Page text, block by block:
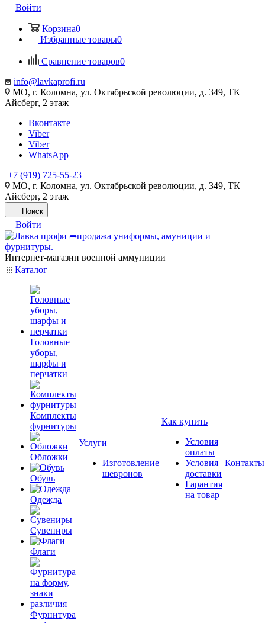
Войти
Корзина0
Избранные товары0
Сравнение товаров0
info@lavkaprofi.ru
МО, г. Коломна, ул. Октябрьской революции, д. 349, ТК
Айсберг, 2 этаж
Вконтакте
Viber
Viber
WhatsApp
+7 (919) 725-55-23
МО, г. Коломна, ул. Октябрьской революции, д. 349, ТК
Айсберг, 2 этаж
Поиск
Войти
Интернет-магазин военной аммуниции
Каталог
Головные
уборы,
шарфы и
перчатки
Комплекты
фурнитуры
Обложки
Обувь
Одежда
Сувениры
Флаги
Фурнитура
Услуги
Изготовление
шевронов
Как купить
Условия
оплаты
Условия
доставки
Гарантия
на товар
Контакты